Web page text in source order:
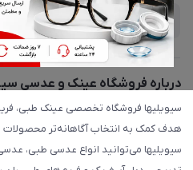
درباره فروشگاه عینک و عدسی
سیویلیها فروشگاه تخصصی عینک طبی،
هدف کمک به انتخاب آگاهانه‌تر محصولات
سیویلیها می‌توانید انواع عدسی طبی،